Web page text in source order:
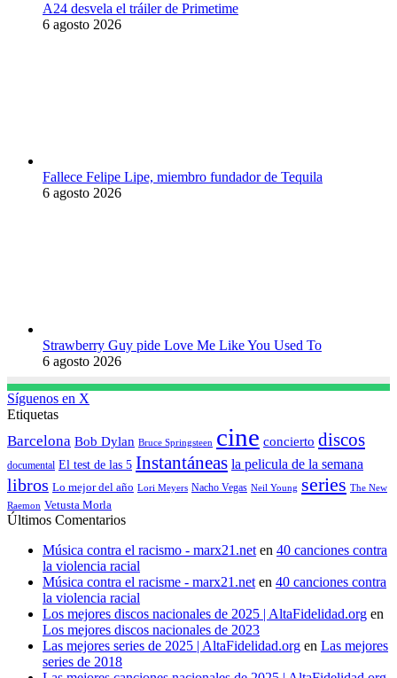
A24 desvela el tráiler de Primetime
6 agosto 2026
Fallece Felipe Lipe, miembro fundador de Tequila
6 agosto 2026
Strawberry Guy pide Love Me Like You Used To
6 agosto 2026
Síguenos en X
Etiquetas
Barcelona Bob Dylan Bruce Springsteen cine concierto discos
documental El test de las 5 Instantáneas la pelicula de la semana
libros Lo mejor del año Lori Meyers Nacho Vegas Neil Young series The New
Raemon Vetusta Morla
Últimos Comentarios
Música contra el racismo - marx21.neten 40 canciones contra
la violencia racial
Música contra el racisme - marx21.neten 40 canciones contra
la violencia racial
Los mejores discos nacionales de 2025 | AltaFidelidad.org en
Los mejores discos nacionales de 2023
Las mejores series de 2025 | AltaFidelidad.org en Las mejores
series de 2018